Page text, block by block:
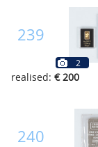
239
2
realised: € 200
240